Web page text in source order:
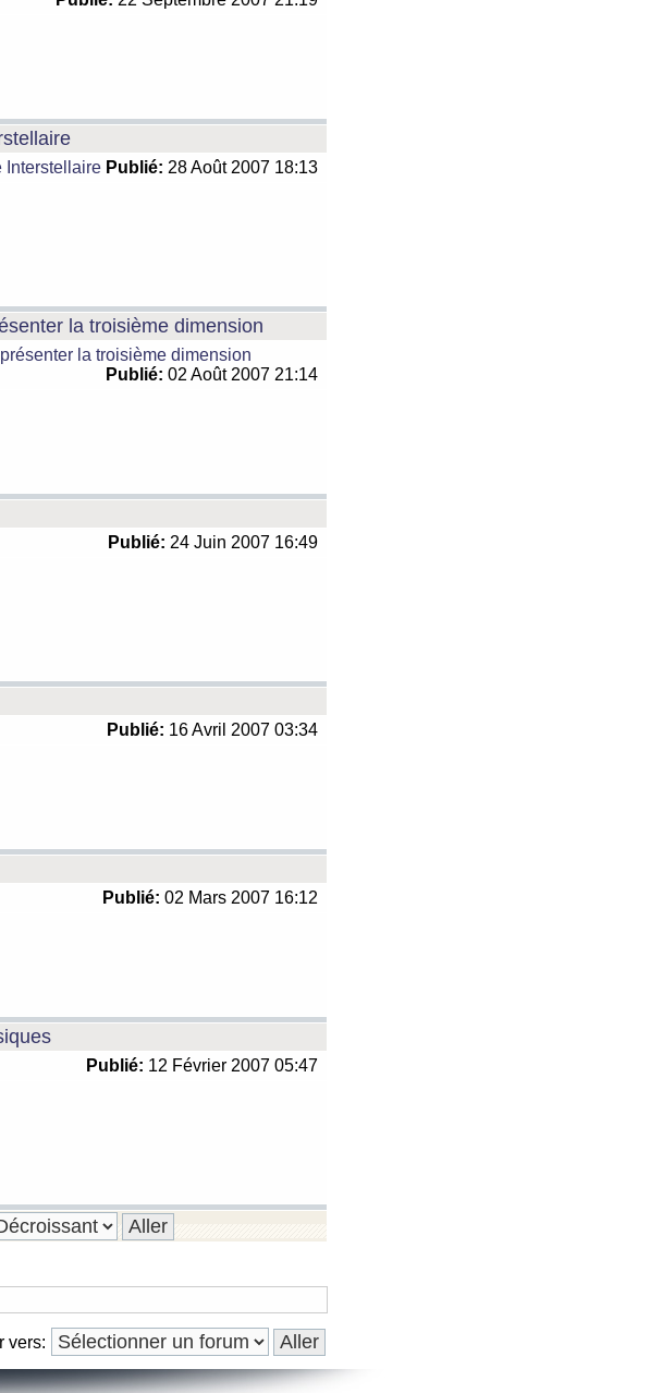
Interstellaire Publié: 28 Août 2007 18:13
la troisième dimension
la troisième dimension
Publié: 02 Août 2007 21:14
Publié: 24 Juin 2007 16:49
Publié: 16 Avril 2007 03:34
Publié: 02 Mars 2007 16:12
Publié: 12 Février 2007 05:47
vers: